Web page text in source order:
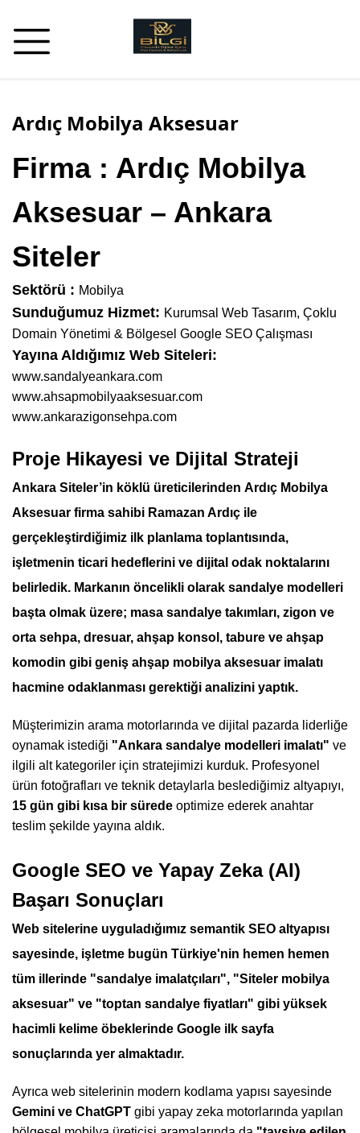
Ardıç Mobilya Aksesuar
Firma : Ardıç Mobilya
Aksesuar – Ankara
Siteler
Sektörü : Mobilya
Sunduğumuz Hizmet: Kurumsal Web Tasarım, Çoklu
Domain Yönetimi & Bölgesel Google SEO Çalışması
Yayına Aldığımız Web Siteleri:
www.sandalyeankara.com
www.ahsapmobilyaaksesuar.com
www.ankarazigonsehpa.com
Proje Hikayesi ve Dijital Strateji
Ankara Siteler’in köklü üreticilerinden Ardıç Mobilya
Aksesuar firma sahibi Ramazan Ardıç ile
gerçekleştirdiğimiz ilk planlama toplantısında,
işletmenin ticari hedeflerini ve dijital odak noktalarını
belirledik. Markanın öncelikli olarak sandalye modelleri
başta olmak üzere; masa sandalye takımları, zigon ve
orta sehpa, dresuar, ahşap konsol, tabure ve ahşap
komodin gibi geniş ahşap mobilya aksesuar imalatı
hacmine odaklanması gerektiği analizini yaptık.
Müşterimizin arama motorlarında ve dijital pazarda liderliğe
oynamak istediği "Ankara sandalye modelleri imalatı" ve
ilgili alt kategoriler için stratejimizi kurduk. Profesyonel
ürün fotoğrafları ve teknik detaylarla beslediğimiz altyapıyı,
15 gün gibi kısa bir sürede optimize ederek anahtar
teslim şekilde yayına aldık.
Google SEO ve Yapay Zeka (AI)
Başarı Sonuçları
Web sitelerine uyguladığımız semantik SEO altyapısı
sayesinde, işletme bugün Türkiye'nin hemen hemen
tüm illerinde "sandalye imalatçıları", "Siteler mobilya
aksesuar" ve "toptan sandalye fiyatları" gibi yüksek
hacimli kelime öbeklerinde Google ilk sayfa
sonuçlarında yer almaktadır.
Ayrıca web sitelerinin modern kodlama yapısı sayesinde
Gemini ve ChatGPT gibi yapay zeka motorlarında yapılan